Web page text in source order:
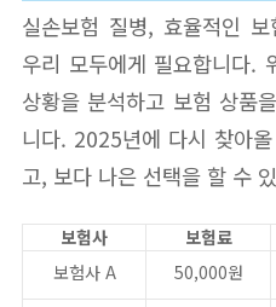
실손보험 질병, 효율적인
우리 모두에게 필요합니다.
상황을 분석하고 보험 상품
니다. 2025년에 다시 찾아
고, 보다 나은 선택을 할 수
보험사 보험료
보험사 A
50,000원